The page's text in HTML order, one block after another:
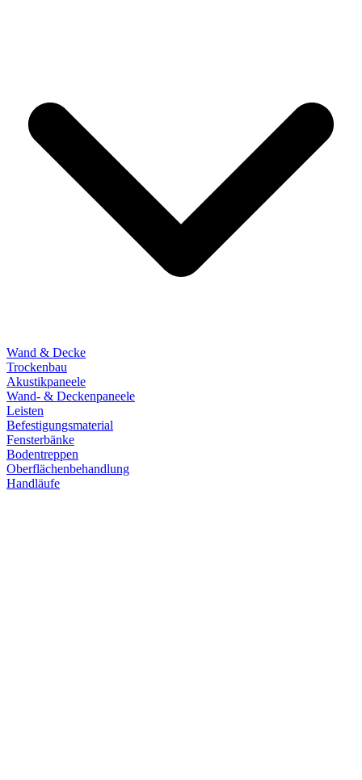
Wand & Decke
Trockenbau
Akustikpaneele
Wand- & Deckenpaneele
Leisten
Befestigungsmaterial
Fensterbänke
Bodentreppen
Oberflächenbehandlung
Handläufe